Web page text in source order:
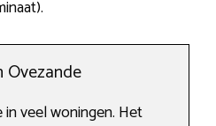
Ovezande
veel woningen. Het